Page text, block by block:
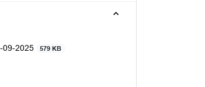
09-2025
579 KB